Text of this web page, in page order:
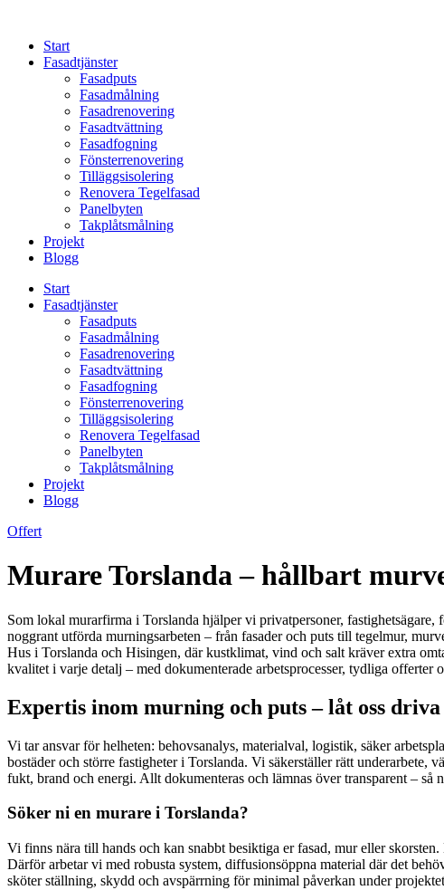
contentStart
Fasadtjänster
Fasadputs
Fasadmålning
Fasadrenovering
Fasadtvättning
Fasadfogning
Fönsterrenovering
Tilläggsisolering
Renovera Tegelfasad
Panelbyten
Takplåtsmålning
Projekt
Blogg
Start
Fasadtjänster
Fasadputs
Fasadmålning
Fasadrenovering
Fasadtvättning
Fasadfogning
Fönsterrenovering
Tilläggsisolering
Renovera Tegelfasad
Panelbyten
Takplåtsmålning
Projekt
Blogg
Offert
Murare Torslanda – hållbart
Som lokal murarfirma i Torslanda hjälper vi privatpersoner,
noggrant utförda murningsarbeten – från fasader och puts till tegelmur,
Hus i Torslanda och Hisingen, där kustklimat, vind och salt kräver extra
kvalitet i varje detalj – med dokumenterade arbetsprocesser, tydliga offerter
Expertis inom murning och puts – låt oss
Vi tar ansvar för helheten: behovsanalys, materialval, logistik, säker
bostäder och större fastigheter i Torslanda. Vi säkerställer rätt
fukt, brand och energi. Allt dokumenteras och lämnas över transparent –
Söker ni en murare i Torslanda?
Vi finns nära till hands och kan snabbt besiktiga er fasad, mur eller
Därför arbetar vi med robusta system, diffusionsöppna material där det
sköter ställning, skydd och avspärrning för minimal påverkan under